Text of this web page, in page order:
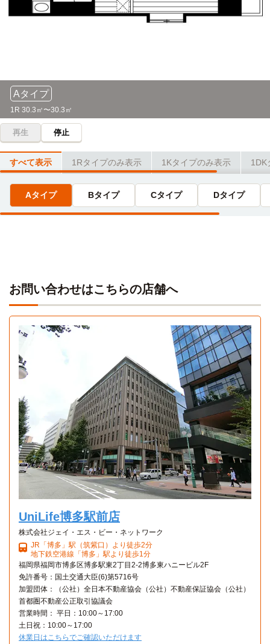
39分
『博多』→（福岡市営七隈線7分）→『薬院』→（西鉄天神大
39分
『博多』→（福岡市営七隈線7分）→『薬院』→（西鉄天神大
牟田線14分）→『二日市』→（西鉄太宰府線6分）→『太宰
府』
福岡芸術高等学校 徒歩
3分
Aタイプ
1R 30.3㎡〜30.3㎡
Aタイプ
1R 30.3㎡〜30.3㎡
Bタイプ
1K 25.7㎡〜25.7㎡
Eタイプ
1DK 26.56㎡〜26.56㎡
再生 停止
すべて表示 1Rタイプのみ表示 1Kタイプのみ表示 1DK
Aタイプ Bタイプ Cタイプ Dタイプ
お問い合わせはこちらの店舗へ
UniLife博多駅前店
株式会社ジェイ・エス・ビー・ネットワーク
JR「博多」駅（筑紫口）より徒歩2分
地下鉄空港線「博多」駅より徒歩1分
福岡県福岡市博多区博多駅東2丁目2-2博多東ハニービル2F
免許番号：国土交通大臣(6)第5716号
加盟団体：（公社）全日本不動産協会（公社）不動産保証協会（公社）
首都圏不動産公正取引協議会
営業時間： 平日：10:00～17:00
土日祝：10:00～17:00
休業日はこちらでご確認いただけます